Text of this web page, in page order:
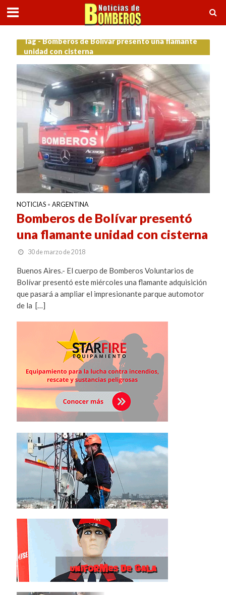
Tag - Bomberos de Bolívar presentó una flamante
unidad con cisterna
NOTICIAS • ARGENTINA
Bomberos de Bolívar presentó
una flamante unidad con cisterna
30 de marzo de 2018
Buenos Aires.- El cuerpo de Bomberos Voluntarios de
Bolívar presentó este miércoles una flamante adquisición
que pasará a ampliar el impresionante parque automotor
de la […]